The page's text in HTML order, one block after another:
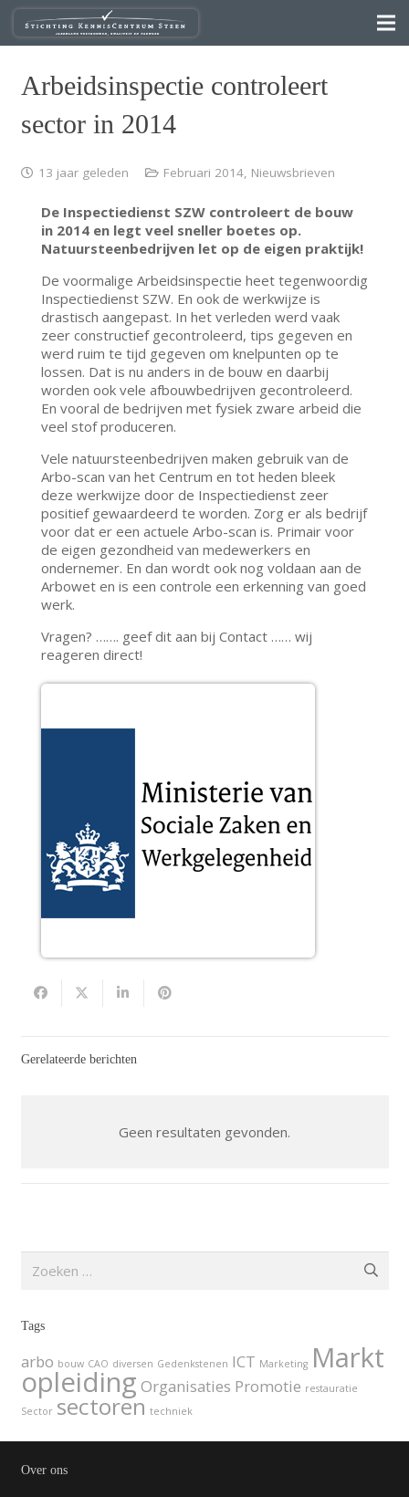
Arbeidsinspectie controleert
sector in 2014
13 jaar geleden Februari 2014, Nieuwsbrieven
De Inspectiedienst SZW controleert de bouw
in 2014 en legt veel sneller boetes op.
Natuursteenbedrijven let op de eigen praktijk!
De voormalige Arbeidsinspectie heet tegenwoordig
Inspectiedienst SZW. En ook de werkwijze is
drastisch aangepast. In het verleden werd vaak
zeer constructief gecontroleerd, tips gegeven en
werd ruim te tijd gegeven om knelpunten op te
lossen. Dat is nu anders in de bouw en daarbij
worden ook vele afbouwbedrijven gecontroleerd.
En vooral de bedrijven met fysiek zware arbeid die
veel stof produceren.
Vele natuursteenbedrijven maken gebruik van de
Arbo-scan van het Centrum en tot heden bleek
deze werkwijze door de Inspectiedienst zeer
positief gewaardeerd te worden. Zorg er als bedrijf
voor dat er een actuele Arbo-scan is. Primair voor
de eigen gezondheid van medewerkers en
ondernemer. En dan wordt ook nog voldaan aan de
Arbowet en is een controle een erkenning van goed
werk.
Vragen? ……. geef dit aan bij Contact …… wij
reageren direct!
Gerelateerde berichten
Geen resultaten gevonden.
naar:
Tags
arbo bouw CAO diversen Gedenkstenen ICT Marketing Markt
opleiding Organisaties Promotie restauratie
Sector sectoren techniek
Over ons